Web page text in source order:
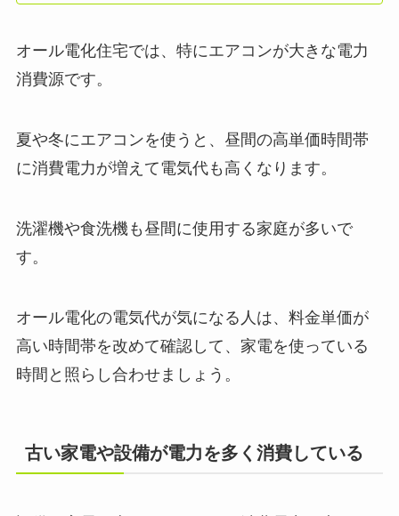
オール電化住宅では、特にエアコンが大きな電力
消費源です。
夏や冬にエアコンを使うと、昼間の高単価時間帯
に消費電力が増えて電気代も高くなります。
洗濯機や食洗機も昼間に使用する家庭が多いで
す。
オール電化の電気代が気になる人は、料金単価が
高い時間帯を改めて確認して、家電を使っている
時間と照らし合わせましょう。
古い家電や設備が電力を多く消費している